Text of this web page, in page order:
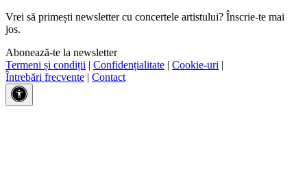
Vrei să primești newsletter cu concertele artistului? Înscrie-te mai
jos.
Abonează-te la newsletter
Termeni și condiții | Confidențialitate | Cookie-uri |
Întrebări frecvente | Contact